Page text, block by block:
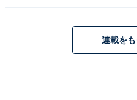
第1話の芦田愛菜さんに続
技に魅せられた第2話。連載を